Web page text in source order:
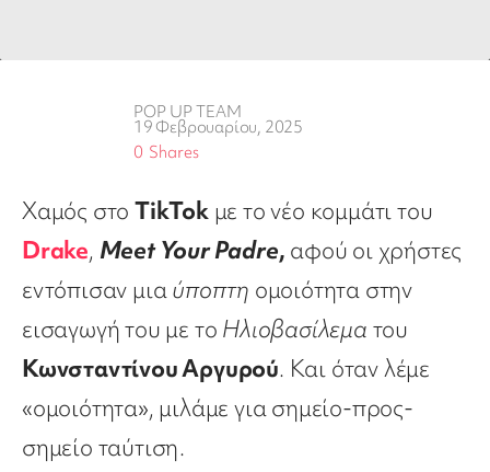
POP UP TEAM
19 Φεβρουαρίου, 2025
Shares
0
Χαμός στο TikTokμε το νέο κομμάτι του
Drake, Meet Your Padre, αφού οι χρήστες
εντόπισαν μιαύποπτη ομοιότητα στην
εισαγωγή του με το Ηλιοβασίλεμα του
Κωνσταντίνου Αργυρού. Και όταν λέμε
«ομοιότητα», μιλάμε για σημείο-προς-
σημείο ταύτιση.